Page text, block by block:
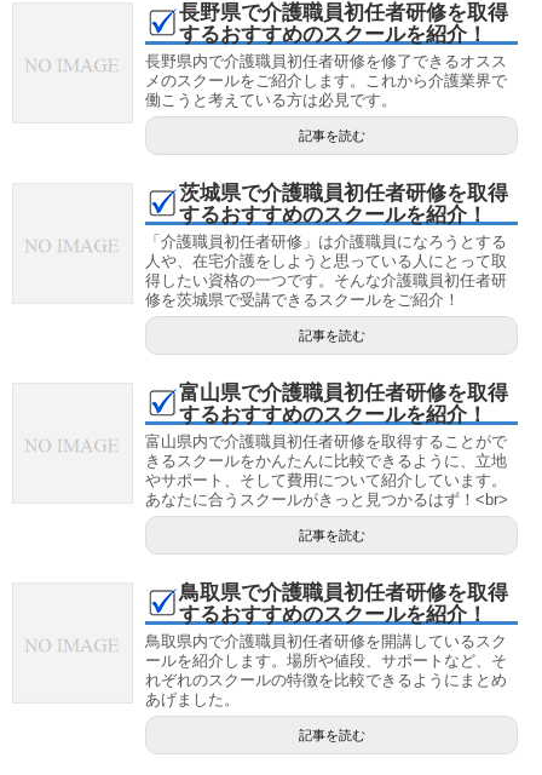
長野県で介護職員初任者研修を取得
するおすすめのスクールを紹介！
長野県内で介護職員初任者研修を修了できるオスス
メのスクールをご紹介します。これから介護業界で
働こうと考えている方は必見です。
記事を読む
茨城県で介護職員初任者研修を取得
するおすすめのスクールを紹介！
「介護職員初任者研修」は介護職員になろうとする
人や、在宅介護をしようと思っている人にとって取
得したい資格の一つです。そんな介護職員初任者研
修を茨城県で受講できるスクールをご紹介！
記事を読む
富山県で介護職員初任者研修を取得
するおすすめのスクールを紹介！
富山県内で介護職員初任者研修を取得することがで
きるスクールをかんたんに比較できるように、立地
やサポート、そして費用について紹介しています。
あなたに合うスクールがきっと見つかるはず！<br>
記事を読む
鳥取県で介護職員初任者研修を取得
するおすすめのスクールを紹介！
鳥取県内で介護職員初任者研修を開講しているスク
ールを紹介します。場所や値段、サポートなど、そ
れぞれのスクールの特徴を比較できるようにまとめ
あげました。
記事を読む